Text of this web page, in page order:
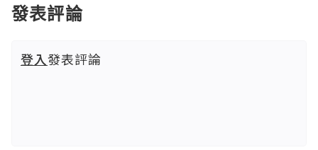
發表評論
登入發表評論